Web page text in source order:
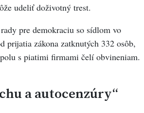
udeliť doživotný trest.
pre demokraciu so sídlom vo
prijatia zákona zatknutých 332 osôb,
s piatimi firmami čelí obvineniam.
a autocenzúry“